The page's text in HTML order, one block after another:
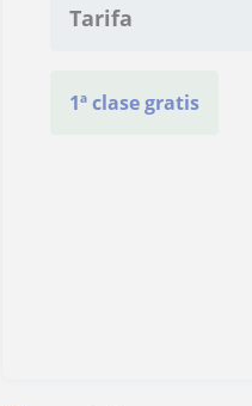
Tarifa
1ª clase gratis